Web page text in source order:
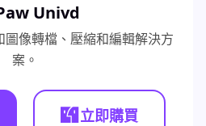
Univd
像轉檔、壓縮和編輯解決方
案。
立即購買